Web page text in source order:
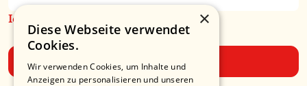
Ich habe mein Passwort vergessen
Anmelden
×
Diese Webseite verwendet
Cookies.
Wir verwenden Cookies, um Inhalte und
Anzeigen zu personalisieren und unseren